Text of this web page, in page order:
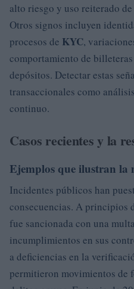
alto riesgo y uso reiterado
Otros signos incluyen
procesos de KYC,
comportamiento de
depósitos. Detectar estas
transaccionales como
continuo.
Casos recientes y la
Ejemplos que ilustran
Incidentes públicos han
consecuencias. A principios
fue sancionada con una
incumplimientos en sus
a deficiencias en la
permitieron movimientos de